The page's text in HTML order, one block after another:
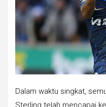
Dalam waktu singkat,
Sterling telah mencapai